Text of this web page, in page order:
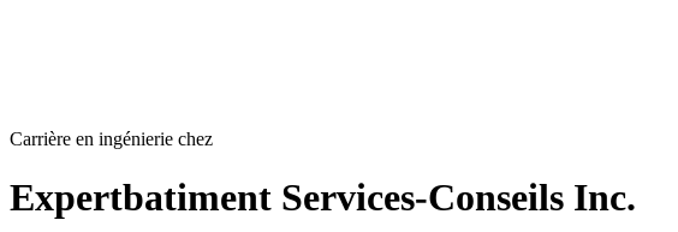
Carrière en ingénierie chez
Expertbatiment Services-Conseils Inc.